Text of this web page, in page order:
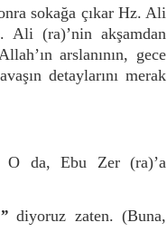
sokağa çıkar Hz. Ali
Ali (ra)’nin akşamdan
arslanının, gece
detaylarını merak
O da, Ebu Zer (ra)’a
diyoruz zaten. (Buna,